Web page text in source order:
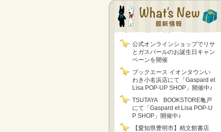
公式オンラインショップでリサ
とガスパールのお誕生日キャン
ペーンを開催
ブックエース イオンタウンい
わき小名浜店にて「Gaspard et
Lisa POP-UP SHOP」開催中♪
TSUTAYA BOOKSTORE亀戸
にて「Gaspard et Lisa POP-U
P SHOP」開催中♪
【愛知県豊明市】精文館書店